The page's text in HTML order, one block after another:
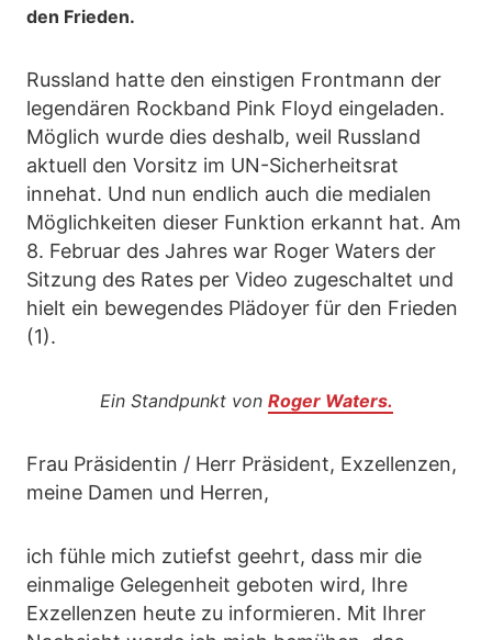
den Frieden.
Russland hatte den einstigen Frontmann der
legendären Rockband Pink Floyd eingeladen.
Möglich wurde dies deshalb, weil Russland
aktuell den Vorsitz im UN-Sicherheitsrat
innehat. Und nun endlich auch die medialen
Möglichkeiten dieser Funktion erkannt hat. Am
8. Februar des Jahres war Roger Waters der
Sitzung des Rates per Video zugeschaltet und
hielt ein bewegendes Plädoyer für den Frieden
(1).
Ein Standpunkt von Roger Waters.
Frau Präsidentin / Herr Präsident, Exzellenzen,
meine Damen und Herren,
ich fühle mich zutiefst geehrt, dass mir die
einmalige Gelegenheit geboten wird, Ihre
Exzellenzen heute zu informieren. Mit Ihrer